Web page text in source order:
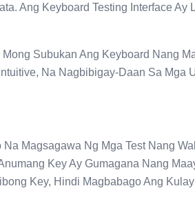
Ang Keyboard Testing Interface Ay
Subukan Ang Keyboard Nang
Na Nagbibigay-Daan Sa Mga
Magsagawa Ng Mga Test Nang
Key Ay Gumagana Nang
Key, Hindi Magbabago Ang